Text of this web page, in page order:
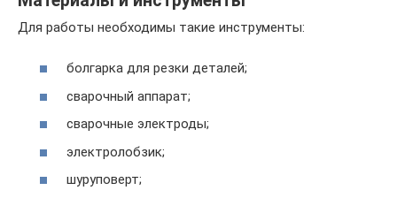
Для работы необходимы такие инструменты:
болгарка для резки деталей;
сварочный аппарат;
сварочные электроды;
электролобзик;
шуруповерт;